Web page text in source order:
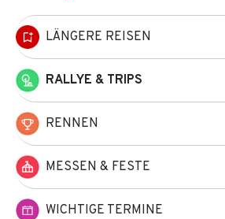
LÄNGERE REISEN
RALLYE & TRIPS
RENNEN
MESSEN & FESTE
WICHTIGE TERMINE